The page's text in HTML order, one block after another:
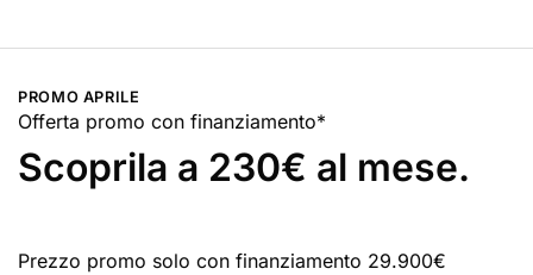
PROMO APRILE
Offerta promo con finanziamento*
Scoprila a 230€ al mese.
Prezzo promo solo con finanziamento 29.900€